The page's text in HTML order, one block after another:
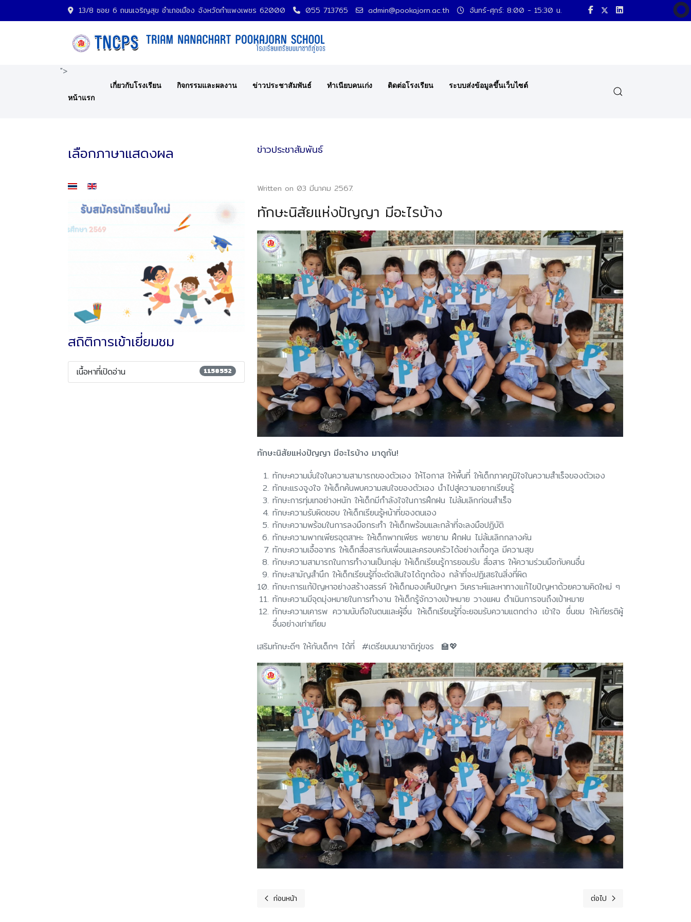
13/8 ซอย 6 ถนนเจริญสุข อำเภอเมือง จังหวัดกำแพงเพชร 62000 055 713765 admin@pookajorn.ac.th จันทร์-ศุกร์: 8:00 - 15:30 น.
">
หน้าแรก
เกี่ยวกับโรงเรียน กิจกรรมและผลงาน ข่าวประชาสัมพันธ์ ทำเนียบคนเก่ง ติดต่อโรงเรียน ระบบส่งข้อมูลขึ้นเว็บไซต์
เลือกภาษาแสดงผล
เลือกภาษาของคุณ
สถิติการเข้าเยี่ยมชม
เนื้อหาที่เปิดอ่าน 1158552
ข่าวประชาสัมพันธ์
Written on 03 มีนาคม 2567.
ทักษะนิสัยแห่งปัญญา มีอะไรบ้าง
ทักษะนิสัยแห่งปัญญา มีอะไรบ้าง มาดูกัน!
ทักษะความมั่นใจในความสามารถของตัวเอง ให้โอกาส ให้พื้นที่ ให้เด็กภาคภูมิใจในความสำเร็จของตัวเอง
ทักษะแรงจูงใจ ให้เด็กค้นพบความสนใจของตัวเอง นำไปสู่ความอยากเรียนรู้
ทักษะการทุ่มเทอย่างหนัก ให้เด็กมีกำลังใจในการฝึกฝน ไม่ล้มเลิกก่อนสำเร็จ
ทักษะความรับผิดชอบ ให้เด็กเรียนรู้หน้าที่ของตนเอง
ทักษะความพร้อมในการลงมือกระทำ ให้เด็กพร้อมและกล้าที่จะลงมือปฏิบัติ
ทักษะความพากเพียรอุตสาหะ ให้เด็กพากเพียร พยายาม ฝึกฝน ไม่ล้มเลิกกลางคัน
ทักษะความเอื้ออาทร ให้เด็กสื่อสารกับเพื่อนและครอบครัวได้อย่างเกื้อกูล มีความสุข
ทักษะความสามารถในการทำงานเป็นกลุ่ม ให้เด็กเรียนรู้การยอมรับ สื่อสาร ให้ความร่วมมือกับคนอื่น
ทักษะสามัญสำนึก ให้เด็กเรียนรู้ที่จะตัดสินใจได้ถูกต้อง กล้าที่จะปฏิเสธในสิ่งที่ผิด
ทักษะการแก้ปัญหาอย่างสร้างสรรค์ ให้เด็กมองเห็นปัญหา วิเคราะห์และหาทางแก้ไขปัญหาด้วยความคิดใหม่ ๆ
ทักษะความมีจุดมุ่งหมายในการทำงาน ให้เด็กรู้จักวางเป้าหมาย วางแผน ดำเนินการจนถึงเป้าหมาย
ทักษะความเคารพ ความนับถือในตนและผู้อื่น ให้เด็กเรียนรู้ที่จะยอมรับความแตกต่าง เข้าใจ ชื่นชม ให้เกียรติผู้
อื่นอย่างเท่าเทียม
เสริมทักษะดีๆ ให้กับเด็กๆ ได้ที่ #เตรียมนนาชาติภู่ขจร 🏫💖
เนื้อหาก่อนหน้า: มาเป็นครอบครัวเดียวกัน
ก่อนหน้า เนื้อหาถัดไป: ครบรอบ 25 ปี "ภู่ข
ต่อไป